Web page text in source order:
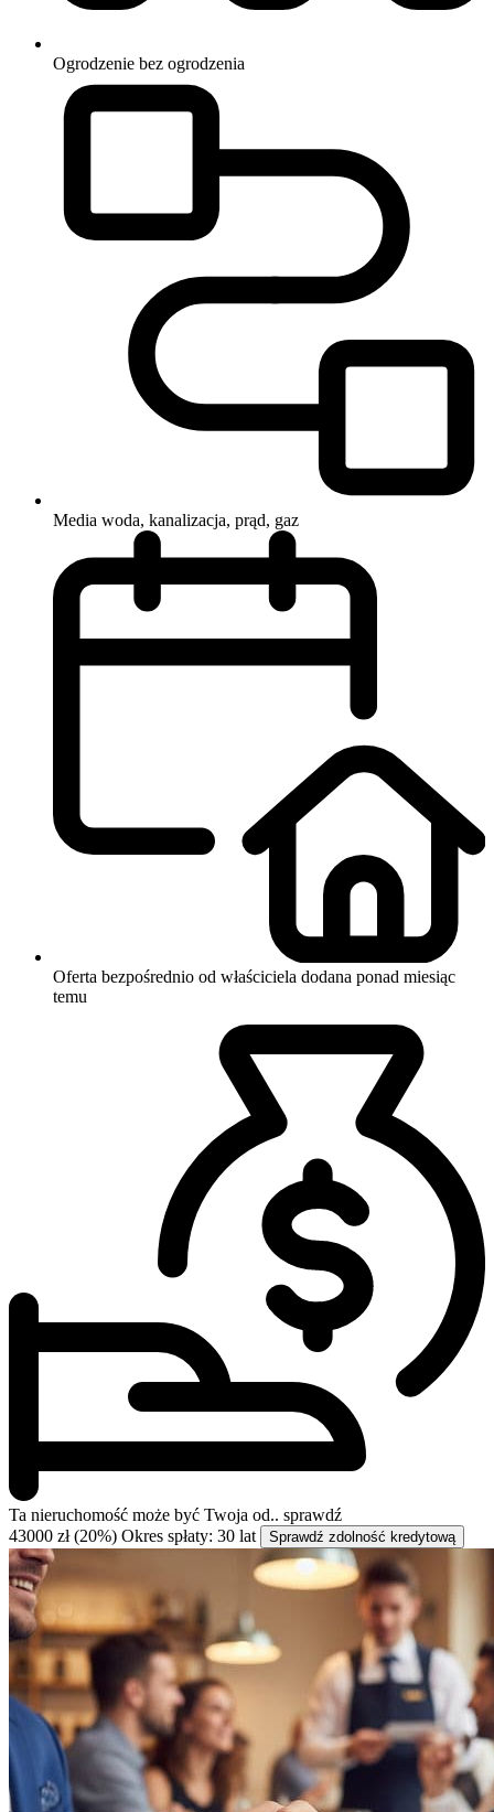
Ogrodzenie bez ogrodzenia
Media woda, kanalizacja, prąd, gaz
Oferta bezpośrednio od właściciela dodana ponad miesiąc
temu
Ta nieruchomość może być Twoja od.. sprawdź
43000 zł (20%) Okres spłaty: 30 lat Sprawdź zdolność kredytową